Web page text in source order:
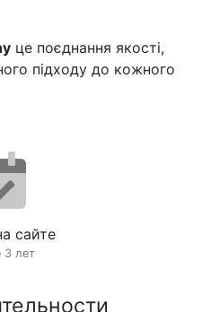
це поєднання якості,
підходу до кожного
сайте
3 лет